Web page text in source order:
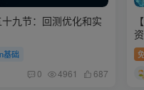
十九节：回测优化和实
基础
0 4961 687